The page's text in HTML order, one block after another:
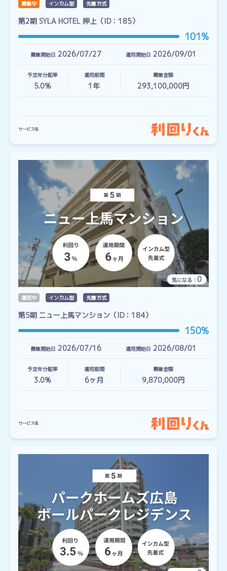
募集中 インカム型 先着方式
第2期 SYLA HOTEL 押上（ID：185）
101%
募集開始日 2026/07/27 運用開始日 2026/09/01
予定年分配率
5.0%
運用期間
1 年
募集金額
293,100,000円
サービス名
気になる： 0
運用中 インカム型 先着方式
第5期 ニュー上馬マンション（ID：184）
150%
募集開始日 2026/07/16 運用開始日 2026/08/01
予定年分配率
3.0%
運用期間
6ヶ月
募集金額
9,870,000円
サービス名